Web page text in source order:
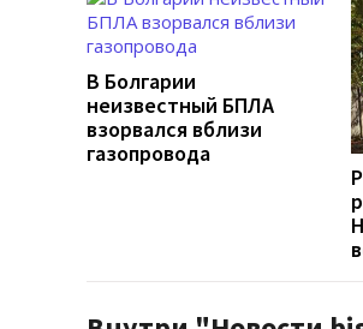
В Болгарии
неизвестный БПЛА
взорвался вблизи
газопровода